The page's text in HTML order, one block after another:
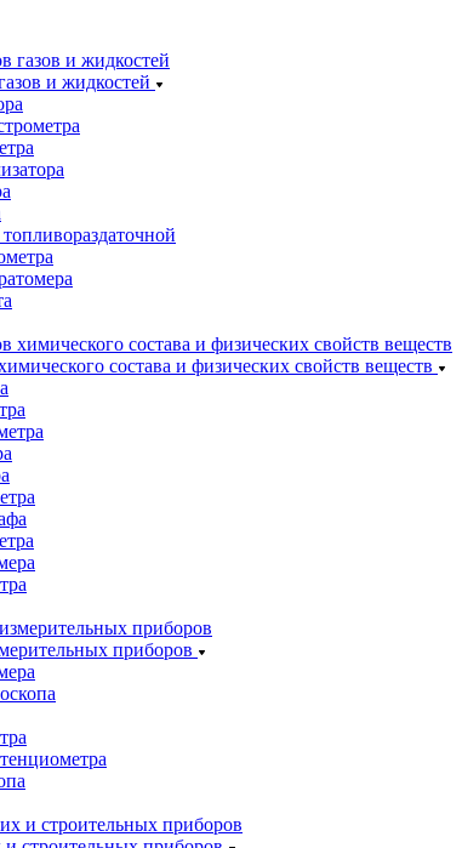
и жидкостей
состава и физических свойств веществ
приборов